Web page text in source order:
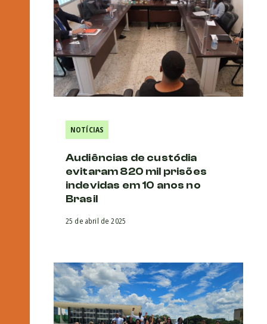
NOTÍCIAS
Audiências de custódia
evitaram 820 mil prisões
indevidas em 10 anos no
Brasil
25 de abril de 2025